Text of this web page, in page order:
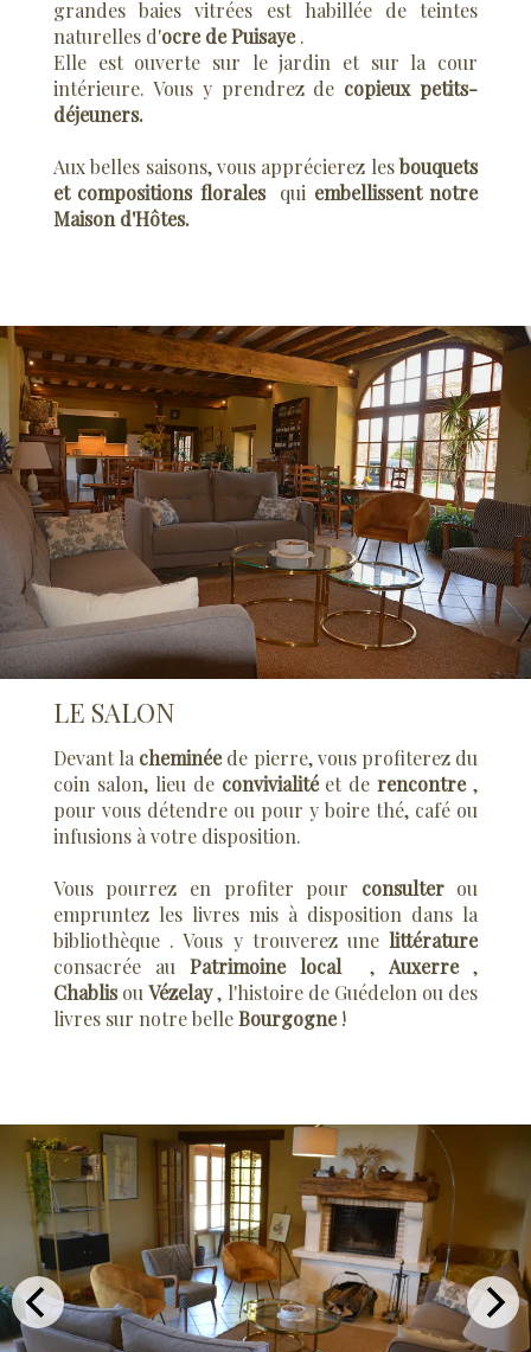
grandes baies vitrées est habillée de teintes
naturelles d'ocre de Puisaye.
Elle est ouverte sur le jardin et sur la cour
intérieure. Vous y prendrez de copieux petits-
déjeuners.
Aux belles saisons, vous apprécierez lesbouquets
et compositions floralesqui embellissent notre
Maison d'Hôtes.
LE SALON
Devant lacheminéede pierre, vous profiterez du
coin salon, lieu de convivialité et derencontre,
pour vous détendre ou pour y boire thé, café ou
infusions à votre disposition.
Vous pourrez en profiter pour consulter ou
empruntez les livres mis à disposition dans la
bibliothèque . Vous y trouverez unelittérature
consacrée au Patrimoine local,Auxerre,
ChablisouVézelay, l'histoire de Guédelon ou des
livres sur notre belleBourgogne!